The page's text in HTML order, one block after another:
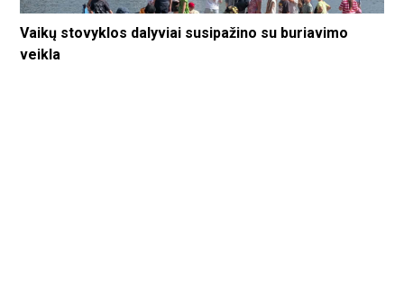
Vaikų stovyklos dalyviai susipažino su buriavimo
veikla